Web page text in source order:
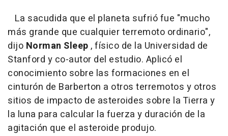
La sacudida que el planeta sufrió fue "mucho
más grande que cualquier terremoto ordinario",
dijo Norman Sleep, físico de la Universidad de
Stanford y co-autor del estudio. Aplicó el
conocimiento sobre las formaciones en el
cinturón de Barberton a otros terremotos y otros
sitios de impacto de asteroides sobre la Tierra y
la luna para calcular la fuerza y duración de la
agitación que el asteroide produjo.